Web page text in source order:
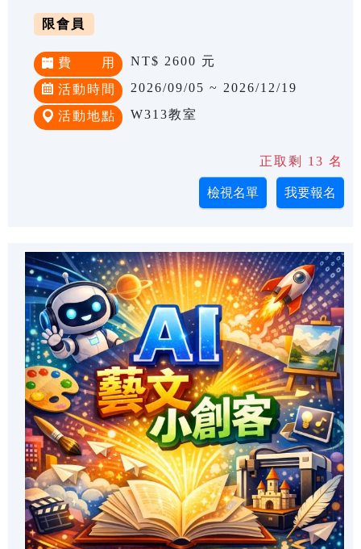
限會員
費 用 NT$ 2600 元
活動時間 2026/09/05 ~ 2026/12/19
活動地點 W313教室
正取剩 13 名